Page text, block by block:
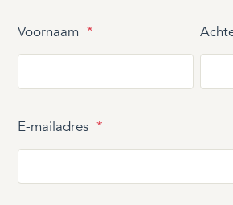
Voornaam *
E-mailadres *